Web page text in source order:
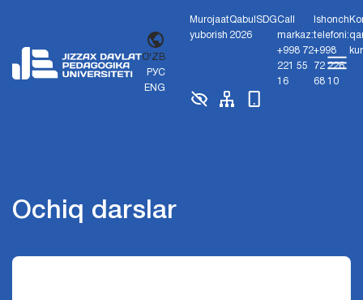
O'ZB
РУС
ENG
Murojaat
yuborish
Qabul
2026
SDGCall
markaz:
+998 72
221 55
16
Ishonch
telefoni:
+998
72 226
68 10
Ochiq darslar